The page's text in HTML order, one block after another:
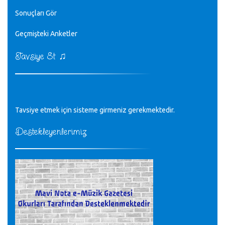
♪
sayın müfit bey bilgilerinizi kontrol edi 6440 sayılı cso
CÜNEYT BALKIZ - 15.11.2022
Sonuçları Gör
Geçmişteki Anketler
Tavsiye Et ♫
Tavsiye etmek için sisteme girmeniz gerekmektedir.
Destekleyenlerimiz